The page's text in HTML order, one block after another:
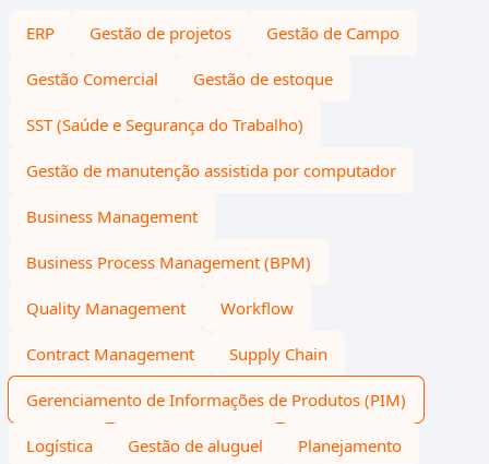
ERP Gestão de projetos Gestão de Campo
Gestão Comercial Gestão de estoque
SST (Saúde e Segurança do Trabalho)
Gestão de manutenção assistida por computador
Business Management
Business Process Management (BPM)
Quality Management Workflow
Contract Management Supply Chain
Gerenciamento de Informações de Produtos (PIM)
Logística Gestão de aluguel Planejamento